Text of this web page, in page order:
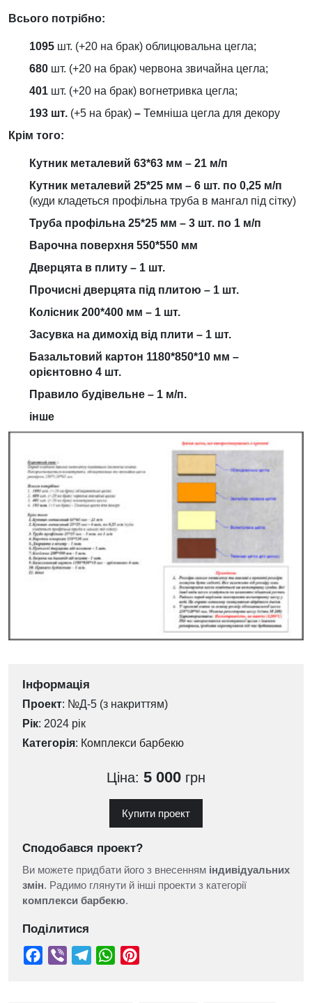
Всього потрібно:
1095 шт. (+20 на брак) облицювальна цегла;
680 шт. (+20 на брак) червона звичайна цегла;
401 шт. (+20 на брак) вогнетривка цегла;
193 шт. (+5 на брак) – Темніша цегла для декору
Крім того:
Кутник металевий 63*63 мм – 21 м/п
Кутник металевий 25*25 мм – 6 шт. по 0,25 м/п
(куди кладеться профільна труба в мангал під сітку)
Труба профільна 25*25 мм – 3 шт. по 1 м/п
Варочна поверхня 550*550 мм
Дверцята в плиту – 1 шт.
Прочисні дверцята під плитою – 1 шт.
Колісник 200*400 мм – 1 шт.
Засувка на димохід від плити – 1 шт.
Базальтовий картон 1180*850*10 мм –
орієнтовно 4 шт.
Правило будівельне – 1 м/п.
інше
Інформація
Проект: №Д-5 (з накриттям)
Рік: 2024 рік
Категорія: Комплекси барбекю
Ціна: 5 000 грн
Купити проект
Сподобався проект?
Ви можете придбати його з внесенням індивідуальних
змін. Радимо глянути й інші проекти з категорії
комплекси барбекю.
Поділитися